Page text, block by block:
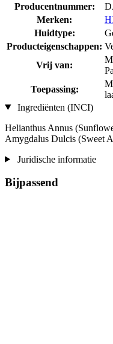
Producentnummer:
Merken:
Huidtype:
Producteigenschappen:
Vrij van:
Toepassing:
Ingrediënten (INCI)
Helianthus Annus
Amygdalus Dulcis (Sweet
Juridische informatie
Bijpassend